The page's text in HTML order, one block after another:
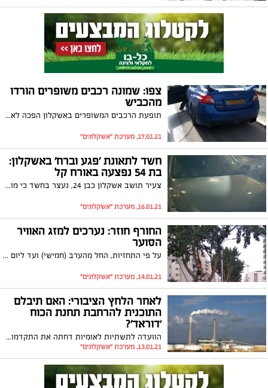
צפו: שמונה רכבים משופרים הורדו
מהכביש
תופעת הרכבים המשופרים באשקלון הפכה לאחד ממטרדי הרעש הגדולים שמפריעים לתושבים. במסגרת מבצע מיוחד בסוף השבוע, הורדו מהכביש שמונה רכבים, כאשר חלק מהנהגים נתפסו נוהגים ללא רישיון ותחת השפעת סמים או אלכוהול
17.01.21, מערכת "אשקלונים"
חשד לתאונת 'פגע וברח' באשקלון:
בת 54 נפצעה באורח קל
צעיר תושב אשקלון כבן 24, נעצר בחשד כי מוקדם יותר פגע בהולכת רגל עם רכבו ונמלט מהמקום. מחקירה ראשונית עולה כי הוא פסול לנהיגה
16.01.21, מערכת "אשקלונים"
החורף חוזר: נערכים למזג האוויר
הסוער
על פי התחזיות, החל מהערב (חמישי) ועד ליום שני, צפויים גשמים רבים מלווים ברוחות חזקות וירידה ניכרת מאוד בטמפרטורות. כמו כן, באזור הדרום צפויים אובך וסופות אבק מקומיות. בעיריית אשקלון ביצעו היערכות במטרה להימנע מהצפות
14.01.21, מערכת "אשקלונים"
לאחר הלחץ הציבורי: האם תיבלם
התוכנית להרחבת תחנת הכוח
׳דוראד׳?
הוועדה לתשתיות לאומיות דחתה את התקדמות התוכניות להרחבת תחנת הכוח 'דוראד' באשקלון. סגנית ראש העיר, מיריי אלטיט: "אשקלון לא תהיה עוד העיר שמייצרת חשמל לכל תושבי ישראל על חשבון בריאותם של תושביה"
13.01.21, מערכת "אשקלונים"